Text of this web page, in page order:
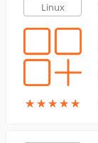
Linux
★★★★★
★★★★★